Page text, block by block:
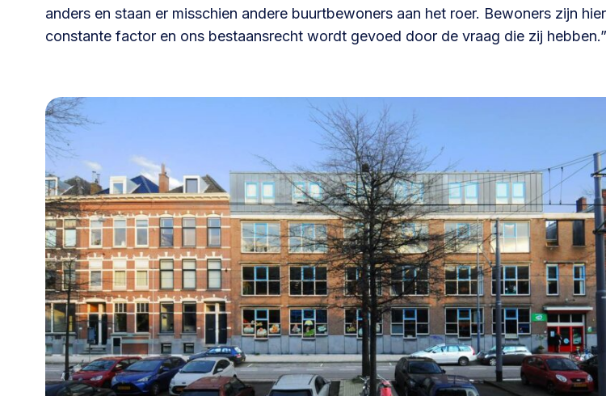
anders en staan er misschien andere buurtbewoners aan het roer. Bewoners zijn
constante factor en ons bestaansrecht wordt gevoed door de vraag die zij hebben.”